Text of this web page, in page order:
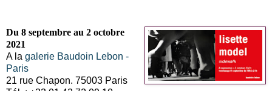
Du 8 septembre au 2 octobre
2021
A la galerie Baudoin Lebon -
Paris
21 rue Chapon. 75003 Paris